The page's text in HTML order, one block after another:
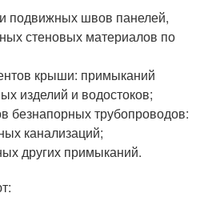
подвижных швов панелей,
стеновых материалов по
крыши: примыканий
изделий и водостоков;
безнапорных трубопроводов:
канализаций;
других примыканий.